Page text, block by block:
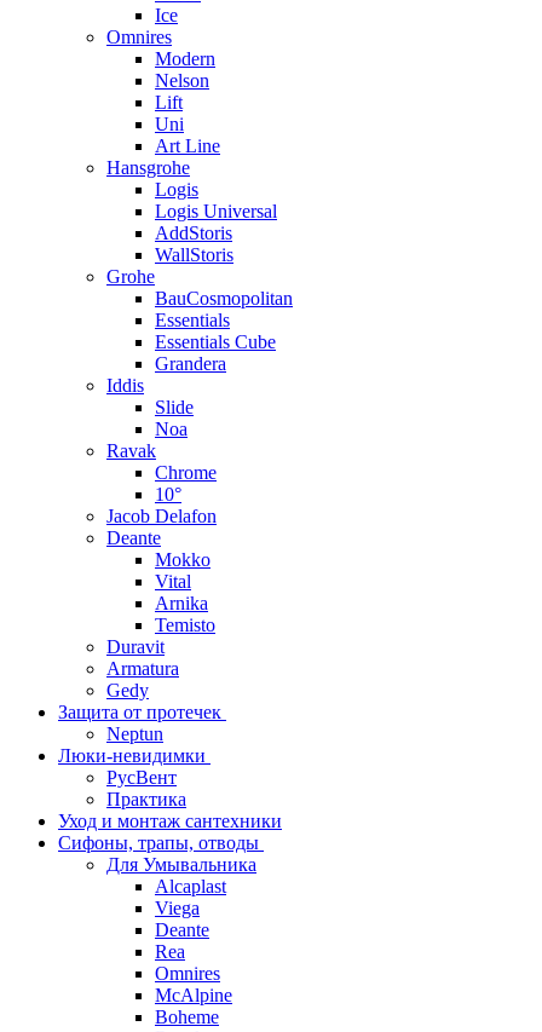
Ice
Omnires
Modern
Nelson
Lift
Uni
Art Line
Hansgrohe
Logis
Logis Universal
AddStoris
WallStoris
Grohe
BauCosmopolitan
Essentials
Essentials Cube
Grandera
Iddis
Slide
Noa
Ravak
Chrome
10°
Jacob Delafon
Deante
Mokko
Vital
Arnika
Temisto
Duravit
Armatura
Gedy
Защита от протечек
Neptun
Люки-невидимки
РусВент
Практика
Уход и монтаж сантехники
Сифоны, трапы, отводы
Для Умывальника
Alcaplast
Viega
Deante
Rea
Omnires
McAlpine
Boheme